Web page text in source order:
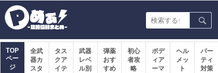
TOP
ペー
ジ
全武
器カ
スタ
タス
クア
イテ
武器
レベ
ル別
弾薬
おす
すめ
初心
者攻
略
ボデ
ィア
ーマ
ヘル
メッ
ト
パー
ティ
対策